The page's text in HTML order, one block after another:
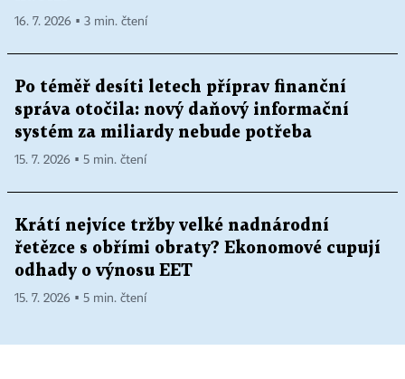
16. 7. 2026 ▪ 3 min. čtení
Po téměř desíti letech příprav finanční
správa otočila: nový daňový informační
systém za miliardy nebude potřeba
15. 7. 2026 ▪ 5 min. čtení
Krátí nejvíce tržby velké nadnárodní
řetězce s obřími obraty? Ekonomové cupují
odhady o výnosu EET
15. 7. 2026 ▪ 5 min. čtení